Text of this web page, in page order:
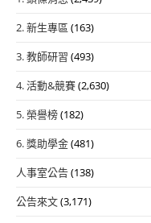
2. 新生專區 (163)
3. 教師研習 (493)
4. 活動&競賽(2,630)
5. 榮譽榜(182)
6. 獎助學金(481)
人事室公告(138)
公告來文(3,171)